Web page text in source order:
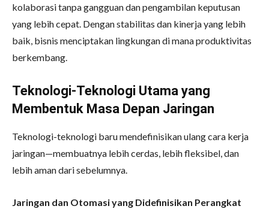
kolaborasi tanpa gangguan dan pengambilan keputusan
yang lebih cepat. Dengan stabilitas dan kinerja yang lebih
baik, bisnis menciptakan lingkungan di mana produktivitas
berkembang.
Teknologi-Teknologi Utama yang
Membentuk Masa Depan Jaringan
Teknologi-teknologi baru mendefinisikan ulang cara kerja
jaringan—membuatnya lebih cerdas, lebih fleksibel, dan
lebih aman dari sebelumnya.
Jaringan dan Otomasi yang Didefinisikan Perangkat